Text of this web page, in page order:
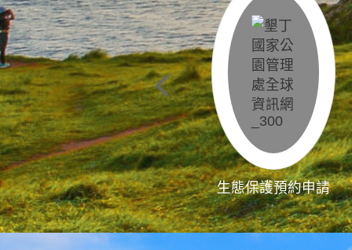
生態保護預約申請